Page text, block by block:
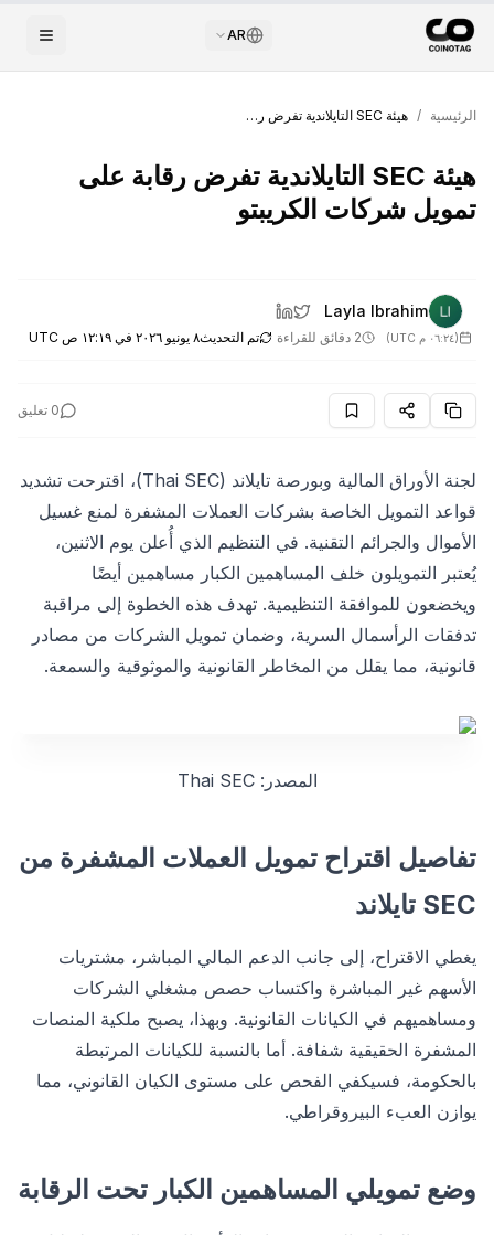
AR
الرئيسية / هيئة SEC التايلاندية تفرض رقابة على تمويل شركات الكريبتو
هيئة SEC التايلاندية تفرض رقابة على
تمويل شركات الكريبتو
Layla Ibrahim
(٠٦:٢٤ م UTC ) 2 دقائق للقراءة تم التحديث٨ يونيو ٢٠٢٦ في ١٢:١٩ ص UTC
0 تعليق
لجنة الأوراق المالية وبورصة تايلاند (Thai SEC)، اقترحت تشديد
قواعد التمويل الخاصة بشركات العملات المشفرة لمنع غسيل
الأموال والجرائم التقنية. في التنظيم الذي أُعلن يوم الاثنين،
يُعتبر التمويلون خلف المساهمين الكبار مساهمين أيضًا
ويخضعون للموافقة التنظيمية. تهدف هذه الخطوة إلى مراقبة
تدفقات الرأسمال السرية، وضمان تمويل الشركات من مصادر
قانونية، مما يقلل من المخاطر القانونية والموثوقية والسمعة.
المصدر: Thai SEC
تفاصيل اقتراح تمويل العملات المشفرة من
SEC تايلاند
يغطي الاقتراح، إلى جانب الدعم المالي المباشر، مشتريات
الأسهم غير المباشرة واكتساب حصص مشغلي الشركات
ومساهميهم في الكيانات القانونية. وبهذا، يصبح ملكية المنصات
المشفرة الحقيقية شفافة. أما بالنسبة للكيانات المرتبطة
بالحكومة، فسيكفي الفحص على مستوى الكيان القانوني، مما
يوازن العبء البيروقراطي.
وضع تمويلي المساهمين الكبار تحت الرقابة